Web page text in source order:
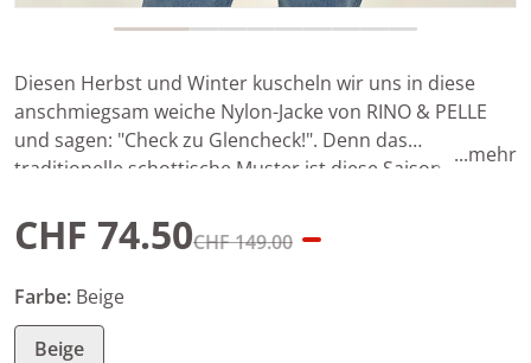
Diesen Herbst und Winter kuscheln wir uns in diese
anschmiegsam weiche Nylon-Jacke von RINO & PELLE
und sagen: "Check zu Glencheck!". Denn das
traditionelle schottische Muster ist diese Saison ein
kastenförmig geschnitten und hat eine doppelreihige
Knopfleiste. Der hohe Stehkragen gefällt uns besonders
gut – denn so kann man den Schal auch mal zuhause
lassen.
...mehr
CHF 149.00
CHF 74.50
Farbe: Beige
Beige